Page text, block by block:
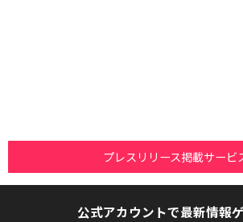
プレスリリース掲載サービ
公式アカウントで最新情報